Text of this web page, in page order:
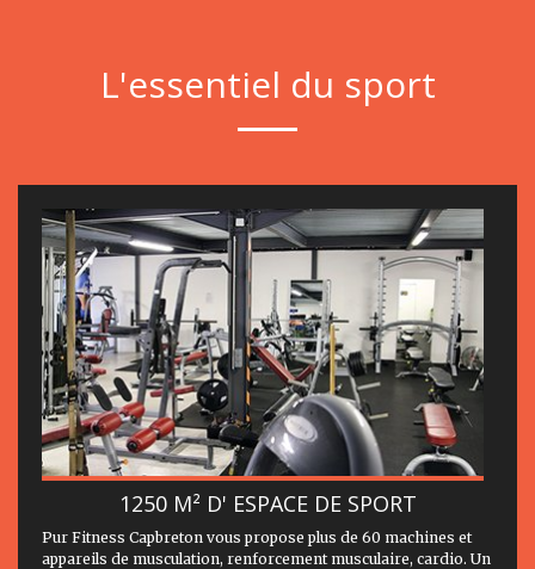
L'essentiel du sport
1250 M² D' ESPACE DE SPORT
Pur Fitness Capbreton vous propose plus de 60 machines et
appareils de musculation, renforcement musculaire, cardio. Un